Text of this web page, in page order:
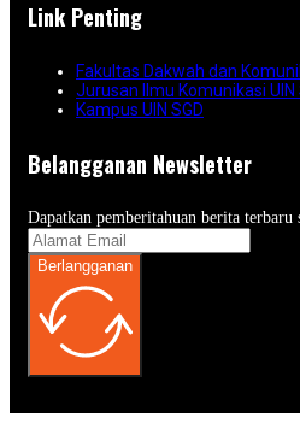
Link Penting
Fakultas Dakwah dan
Jurusan Ilmu Komunikasi UIN
Kampus UIN SGD
Belangganan Newsletter
Dapatkan pemberitahuan berita
Berlangganan